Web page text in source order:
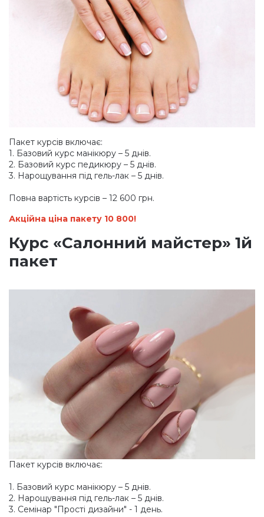
Пакет курсів включає:
1. Базовий курс манікюру – 5 днів.
2. Базовий курс педикюру – 5 днів.
3. Нарощування під гель-лак – 5 днів.
Повна вартість курсів – 12 600 грн.
Акційна ціна пакету 10 800!
Курс «Салонний майстер» 1й
пакет
Пакет курсів включає:
1. Базовий курс манікюру – 5 днів.
2. Нарощування під гель-лак – 5 днів.
3. Семінар "Прості дизайни" - 1 день.